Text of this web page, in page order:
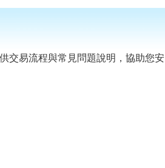
交易流程與常見問題說明，協助您安